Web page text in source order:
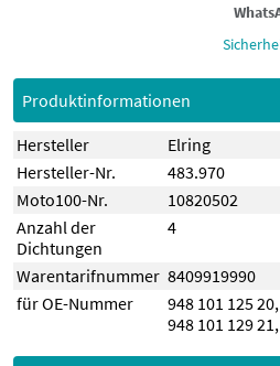
Produktinformationen
Hersteller
Elring
Hersteller-Nr.
483.970
Moto100-Nr.
10820502
Anzahl der
Dichtungen
4
Warentarifnummer 8409919990
für OE-Nummer
948 101 125 20
948 101 129 21